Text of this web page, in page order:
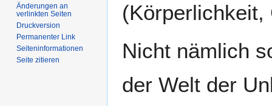
Nicht nämlich
der Welt der
Änderungen an
verlinkten Seiten
Druckversion
Permanenter Link
Seiten­­informationen
Seite zitieren